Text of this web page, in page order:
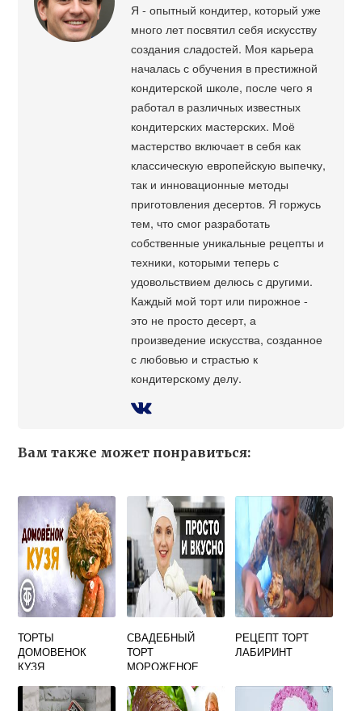
Я - опытный кондитер, который уже
много лет посвятил себя искусству
создания сладостей. Моя карьера
началась с обучения в престижной
кондитерской школе, после чего я
работал в различных известных
кондитерских мастерских. Моё
мастерство включает в себя как
классическую европейскую выпечку,
так и инновационные методы
приготовления десертов. Я горжусь
тем, что смог разработать
собственные уникальные рецепты и
техники, которыми теперь с
удовольствием делюсь с другими.
Каждый мой торт или пирожное -
это не просто десерт, а
произведение искусства, созданное
с любовью и страстью к
кондитерскому делу.
Вам также может понравиться:
ТОРТЫ
ДОМОВЕНОК
КУЗЯ
СВАДЕБНЫЙ
ТОРТ
МОРОЖЕНОЕ
РЕЦЕПТ ТОРТ
ЛАБИРИНТ